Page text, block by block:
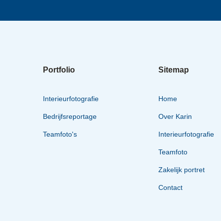
Portfolio
Interieurfotografie
Bedrijfsreportage
Teamfoto's
Sitemap
Home
Over Karin
Interieurfotografie
Teamfoto
Zakelijk portret
Contact